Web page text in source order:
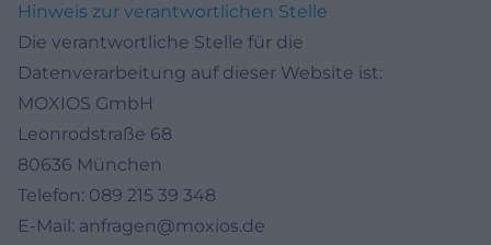
Hinweis zur verantwortlichen Stelle
Die verantwortliche Stelle für die
Datenverarbeitung auf dieser Website ist:
MOXIOS GmbH
Leonrodstraße 68
80636 München
Telefon: 089 215 39 348
E-Mail: anfragen@moxios.de